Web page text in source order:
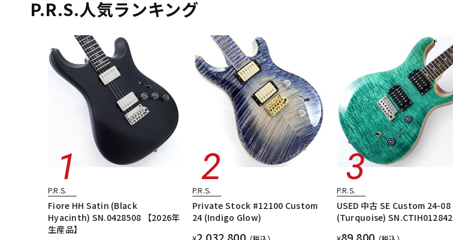
P.R.S.人気ランキング
P.R.S.
Fiore HH Satin (Black
Hyacinth) SN.0428508 【2026年
生産品】
P.R.S.
Private Stock #12100 Custom
24 (Indigo Glow)
2,032,800
P.R.S.
USED 中古 SE Custom 24-08
(Turquoise) SN.CTIH012842
89,800